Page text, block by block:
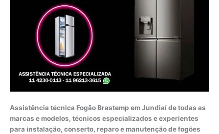
Assistência técnica Fogão Brastemp em Jundiaí de todas as
marcas e modelos, técnicos especializados e experientes
para instalação, conserto, reparo e manutenção de fogões